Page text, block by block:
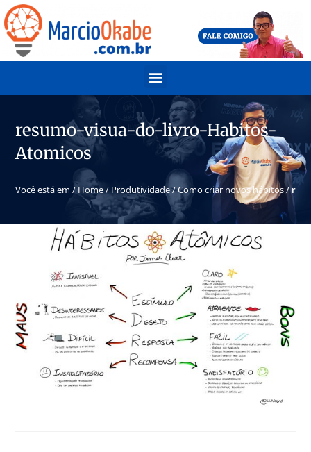
resumo-visua-do-livro-Habitos-
Atomicos
Você está em / Home/ Produtividade/Como criar novos hábitos/